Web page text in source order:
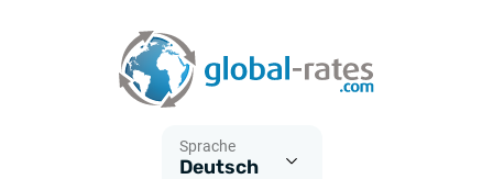
Sprache
Deutsch
Was ist die VPI-Inflation?
Was ist die HVPI-Inflation?
Historische Euribor-Sätze
Historische ESTER-Sätze
Inflationsrechner